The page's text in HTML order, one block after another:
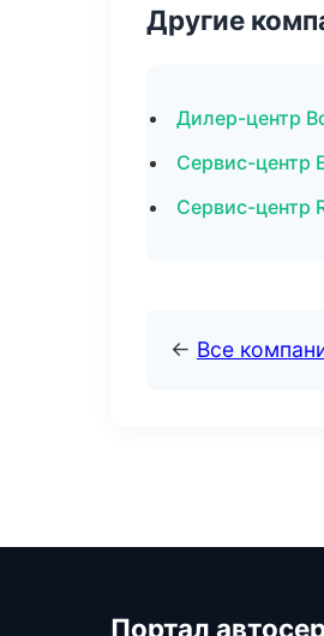
Другие
Дилер-центр
Сервис-центр
Сервис-центр
← Все
Портал